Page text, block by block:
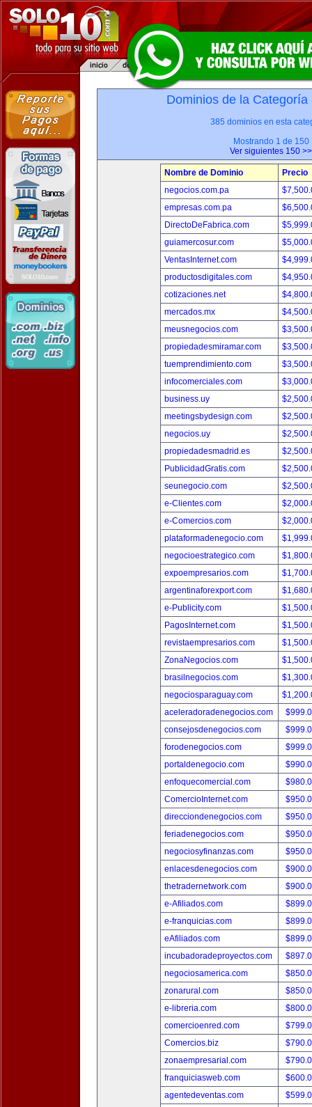
Dominios de la
385 dominios en esta
Mostrando 1 de 150
Ver siguientes 150 >>
Nombre de Dominio
Precio
negocios.com.pa
empresas.com.pa
DirectoDeFabrica.com
guiamercosur.com
VentasInternet.com
productosdigitales.com
cotizaciones.net
mercados.mx
meusnegocios.com
propiedadesmiramar.com
tuemprendimiento.com
infocomerciales.com
business.uy
meetingsbydesign.com
negocios.uy
propiedadesmadrid.es
PublicidadGratis.com
seunegocio.com
e-Clientes.com
e-Comercios.com
plataformadenegocio.com
negocioestrategico.com
expoempresarios.com
argentinaforexport.com
e-Publicity.com
PagosInternet.com
revistaempresarios.com
ZonaNegocios.com
brasilnegocios.com
negociosparaguay.com
aceleradoradenegocios.com
consejosdenegocios.com
forodenegocios.com
portaldenegocio.com
enfoquecomercial.com
ComercioInternet.com
direcciondenegocios.com
feriadenegocios.com
negociosyfinanzas.com
enlacesdenegocios.com
thetradernetwork.com
e-Afiliados.com
e-franquicias.com
eAfiliados.com
incubadoradeproyectos.com
negociosamerica.com
zonarural.com
e-libreria.com
comercioenred.com
Comercios.biz
zonaempresarial.com
franquiciasweb.com
agentedeventas.com